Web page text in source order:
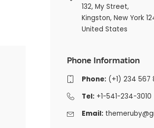
132, My Street,
Kingston, New York
United States
Phone Information
Phone:(+1) 234 567
Tel:+1-541-234-3010
Email: